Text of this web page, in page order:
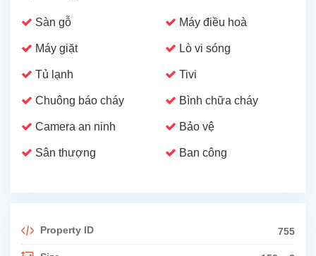
Sàn gỗ Máy điều hoà
Máy giặt Lò vi sóng
Tủ lạnh Tivi
Chuông báo cháy Bình chữa cháy
Camera an ninh Bảo vệ
Sân thượng Ban công
Property ID 755